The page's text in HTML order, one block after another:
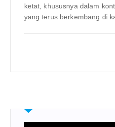
ketat, khususnya dalam
yang terus berkembang di